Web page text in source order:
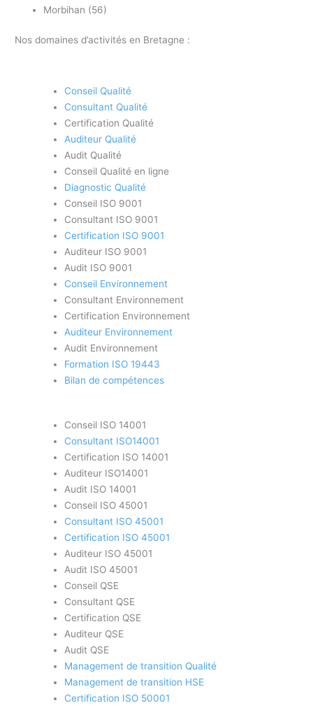
Morbihan (56)
Nos domaines d’activités en Bretagne :
Conseil Qualité
Consultant Qualité
Certification Qualité
Auditeur Qualité
Audit Qualité
Conseil Qualité en ligne
Diagnostic Qualité
Conseil ISO 9001
Consultant ISO 9001
Certification ISO 9001
Auditeur ISO 9001
Audit ISO 9001
Conseil Environnement
Consultant Environnement
Certification Environnement
Auditeur Environnement
Audit Environnement
Formation ISO 19443
Bilan de compétences
Conseil ISO 14001
Consultant ISO14001
Certification ISO 14001
Auditeur ISO14001
Audit ISO 14001
Conseil ISO 45001
Consultant ISO 45001
Certification ISO 45001
Auditeur ISO 45001
Audit ISO 45001
Conseil QSE
Consultant QSE
Certification QSE
Auditeur QSE
Audit QSE
Management de transition Qualité
Management de transition HSE
Certification ISO 50001